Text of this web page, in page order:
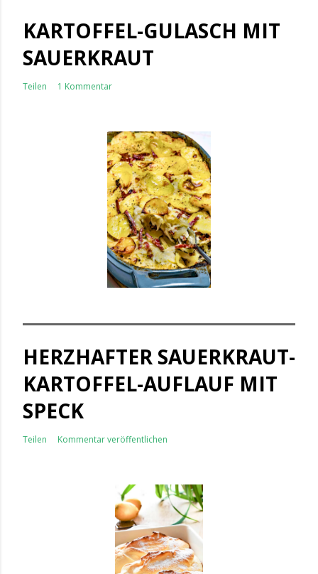
KARTOFFEL-GULASCH MIT
SAUERKRAUT
Teilen 1 Kommentar
HERZHAFTER SAUERKRAUT-
KARTOFFEL-AUFLAUF MIT
SPECK
Teilen Kommentar veröffentlichen